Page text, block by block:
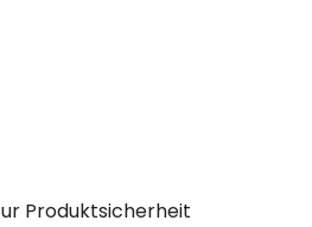
Produktsicherheit